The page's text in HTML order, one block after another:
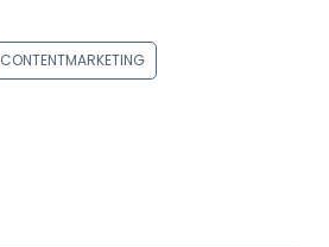
CONTENTMARKETING